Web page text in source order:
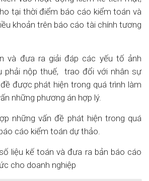
tại thời điểm báo cáo kiểm toán và
khoản trên báo cáo tài chính tương
và đưa ra giải đáp các yếu tố ảnh
phải nộp thuế, trao đổi với nhân sự
được phát hiện trong quá trình làm
những phương án hợp lý.
những vấn đề phát hiện trong quá
cáo kiểm toán dự thảo.
liệu kế toán và đưa ra bản báo cáo
cho doanh nghiệp